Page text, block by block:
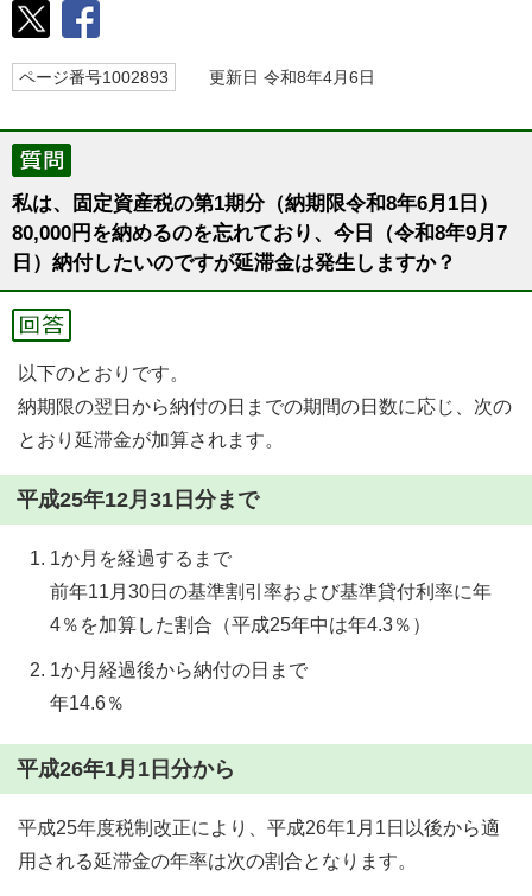
ページ番号1002893 更新日 令和8年4月6日
私は、固定資産税の第1期分（納期限令和8年6月1日）
80,000円を納めるのを忘れており、今日（令和8年9月7
日）納付したいのですが延滞金は発生しますか？
以下のとおりです。
納期限の翌日から納付の日までの期間の日数に応じ、次の
とおり延滞金が加算されます。
平成25年12月31日分まで
1か月を経過するまで
前年11月30日の基準割引率および基準貸付利率に年
4％を加算した割合（平成25年中は年4.3％）
1か月経過後から納付の日まで
年14.6％
平成26年1月1日分から
平成25年度税制改正により、平成26年1月1日以後から適
用される延滞金の年率は次の割合となります。